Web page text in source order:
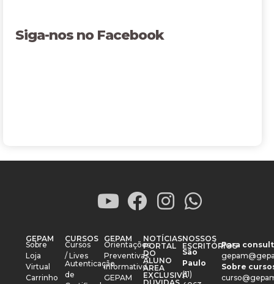
Siga-nos no Facebook
GEPAM
Sobre
Loja
Virtual
Carrinho
CURSOS
Cursos
/ Lives
Autenticação
de
GEPAM
Orientações
Preventivas
Informativo
GEPAM
NOTÍCIAS
PORTAL
DO
ALUNO
ÁREA
EXCLUSIVA
NOSSOS
ESCRITÓRIOS
São
Paulo
(11)
Para
Sobre